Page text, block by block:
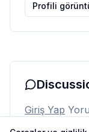
Profili
Giriş Yap